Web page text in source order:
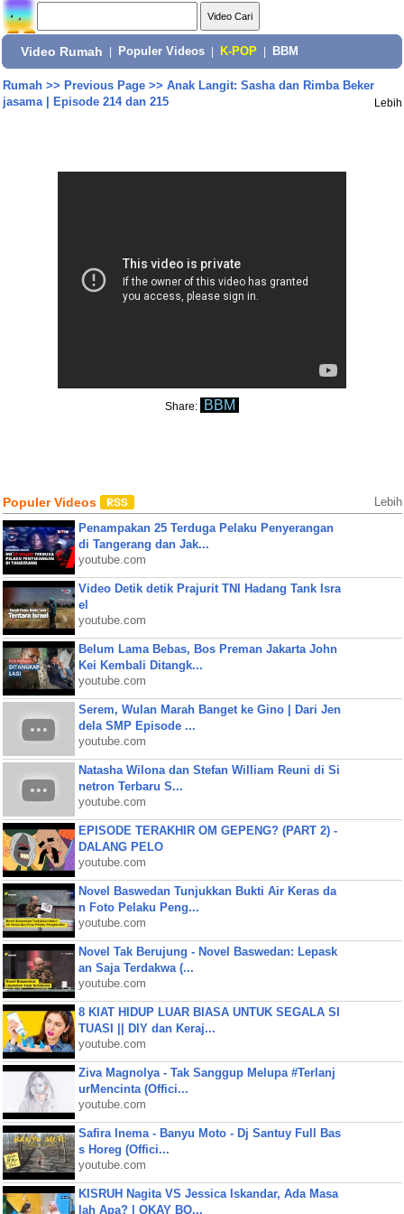
Video Rumah Populer Videos K-POP BBM
Rumah>> Previous Page>> Anak Langit: Sasha dan Rimba Beker
jasama | Episode 214 dan 215
Lebih
Share: BBM
Populer Videos Lebih
Penampakan 25 Terduga Pelaku Penyerangan
di Tangerang dan Jak...
youtube.com
Video Detik detik Prajurit TNI Hadang Tank Isra
el
youtube.com
Belum Lama Bebas, Bos Preman Jakarta John
Kei Kembali Ditangk...
youtube.com
Serem, Wulan Marah Banget ke Gino | Dari Jen
dela SMP Episode ...
youtube.com
Natasha Wilona dan Stefan William Reuni di Si
netron Terbaru S...
youtube.com
EPISODE TERAKHIR OM GEPENG? (PART 2) -
DALANG PELO
youtube.com
Novel Baswedan Tunjukkan Bukti Air Keras da
n Foto Pelaku Peng...
youtube.com
Novel Tak Berujung - Novel Baswedan: Lepask
an Saja Terdakwa (...
youtube.com
8 KIAT HIDUP LUAR BIASA UNTUK SEGALA SI
TUASI || DIY dan Keraj...
youtube.com
Ziva Magnolya - Tak Sanggup Melupa #Terlanj
urMencinta (Offici...
youtube.com
Safira Inema - Banyu Moto - Dj Santuy Full Bas
s Horeg (Offici...
youtube.com
KISRUH Nagita VS Jessica Iskandar, Ada Masa
lah Apa? | OKAY BO...